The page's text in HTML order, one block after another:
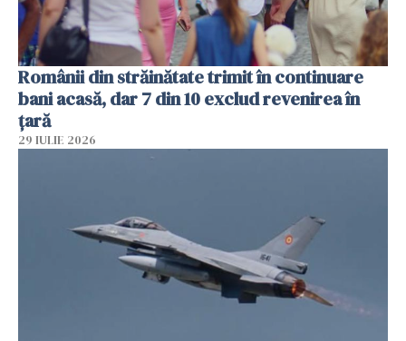
Românii din străinătate trimit în continuare
bani acasă, dar 7 din 10 exclud revenirea în
țară
29 IULIE 2026